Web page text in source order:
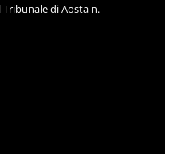
di Aosta n.